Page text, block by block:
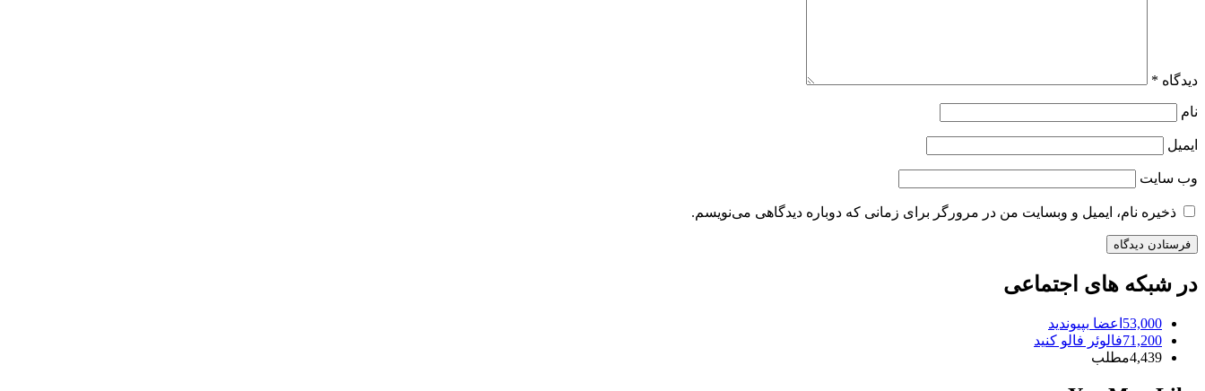
دیدگاه *
نام
ایمیل
وب‌ سایت
ذخیره نام، ایمیل و وبسایت من در مرورگر برای زمانی که دوباره دیدگاهی می‌نویسم.
در شبکه های اجتماعی
53,000 اعضا بپیوندید
71,200فالوئر فالو کنید
4,439مطلب